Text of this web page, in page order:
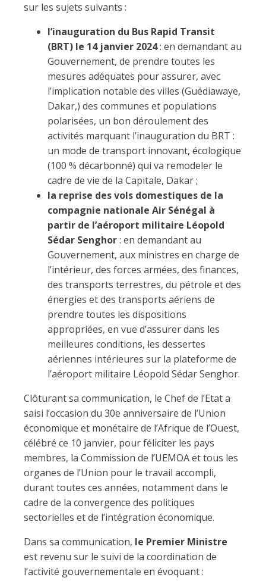
sur les sujets suivants :
l’inauguration du Bus Rapid Transit
(BRT) le 14 janvier 2024: en demandant au
Gouvernement, de prendre toutes les
mesures adéquates pour assurer, avec
l’implication notable des villes (Guédiawaye,
Dakar,) des communes et populations
polarisées, un bon déroulement des
activités marquant l’inauguration du BRT :
un mode de transport innovant, écologique
(100 % décarbonné) qui va remodeler le
cadre de vie de la Capitale, Dakar ;
la reprise des vols domestiques de la
compagnie nationale Air Sénégal à
partir de l’aéroport militaire Léopold
Sédar Senghor: en demandant au
Gouvernement, aux ministres en charge de
l’intérieur, des forces armées, des finances,
des transports terrestres, du pétrole et des
énergies et des transports aériens de
prendre toutes les dispositions
appropriées, en vue d’assurer dans les
meilleures conditions, les dessertes
aériennes intérieures sur la plateforme de
l’aéroport militaire Léopold Sédar Senghor.
Clôturant sa communication, le Chef de l’Etat a
saisi l’occasion du 30e anniversaire de l’Union
économique et monétaire de l’Afrique de l’Ouest,
célébré ce 10 janvier, pour féliciter les pays
membres, la Commission de l’UEMOA et tous les
organes de l’Union pour le travail accompli,
durant toutes ces années, notamment dans le
cadre de la convergence des politiques
sectorielles et de l’intégration économique.
Dans sa communication, le Premier Ministre
est revenu sur le suivi de la coordination de
l’activité gouvernementale en évoquant :